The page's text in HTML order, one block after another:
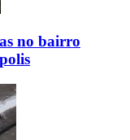
no bairro